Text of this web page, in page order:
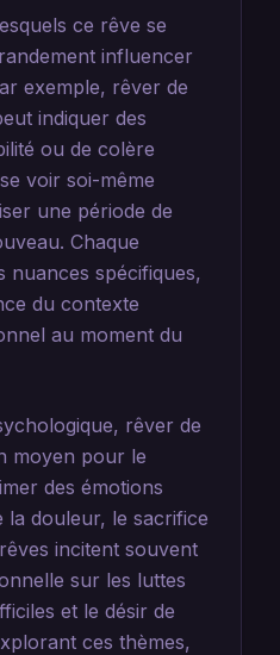
ce rêve se
influencer
exemple, rêver de
indiquer des
ou de colère
voir soi-même
une période de
Chaque
nuances spécifiques,
du contexte
au moment du
rêver de
moyen pour le
des émotions
la douleur, le sacrifice
incitent souvent
sur les luttes
et le désir de
ces thèmes,